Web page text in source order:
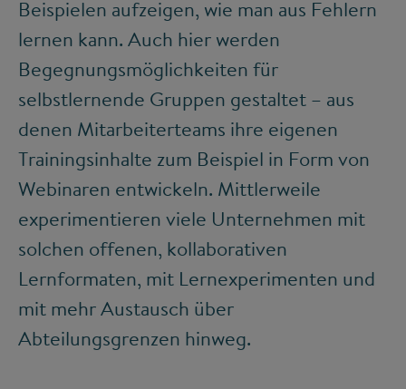
Beispielen aufzeigen, wie man aus Fehlern
lernen kann. Auch hier werden
Begegnungsmöglichkeiten für
selbstlernende Gruppen gestaltet – aus
denen Mitarbeiterteams ihre eigenen
Trainingsinhalte zum Beispiel in Form von
Webinaren entwickeln. Mittlerweile
experimentieren viele Unternehmen mit
solchen offenen, kollaborativen
Lernformaten, mit Lernexperimenten und
mit mehr Austausch über
Abteilungsgrenzen hinweg.